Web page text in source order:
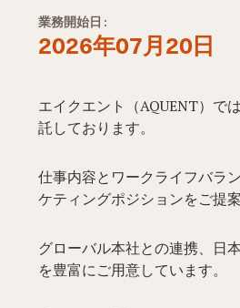
業務開始日:
2026年07月20日
エイクエント（AQUENT）で
託しております。
仕事内容とワークライフバラ
ケティングポジションをご提
グローバル本社との連携、日
を豊富にご用意しています。